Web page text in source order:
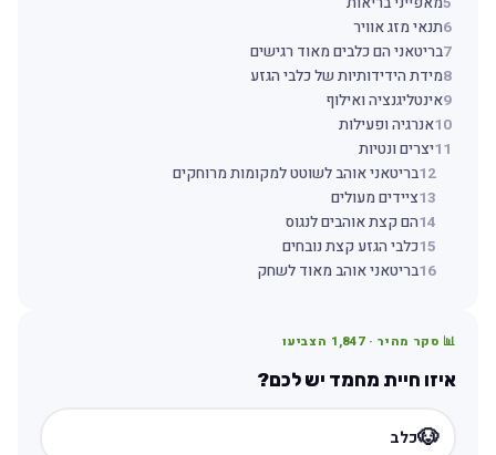
6תנאי מזג אוויר
7בריטאני הם כלבים מאוד רגישים
8מידת הידידותיות של כלבי הגזע
9אינטליגנציה ואילוף
10אנרגיה ופעילות
11יצרים ונטיות
12בריטאני אוהב לשוטט למקומות מרוחקים
13ציידים מעולים
14הם קצת אוהבים לנגוס
15כלבי הגזע קצת נובחים
16בריטאני אוהב מאוד לשחק
📊 סקר מהיר ·1,847 הצביעו
איזו חיית מחמד יש לכם?
🐶כלב